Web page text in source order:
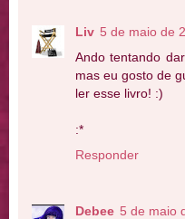
Liv 5 de maio de
Ando tentando
mas eu gosto de
ler esse livro! :)
:*
Responder
Debee 5 de maio